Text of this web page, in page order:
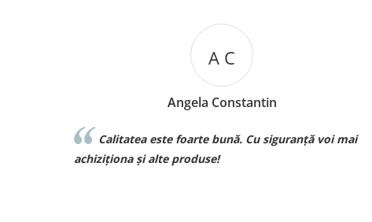
este foarte bună. Cu siguranță voi mai
și alte produse!
Sunt superbebe
achizitionat de la voi
curand pt comenzi